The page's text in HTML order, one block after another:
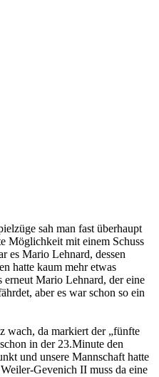
sah man fast überhaupt
Möglichkeit mit einem Schuss
es Mario Lehnard, dessen
hatte kaum mehr etwas
Mario Lehnard, der eine
aber es war schon so ein
wach, da markiert der „fünfte
in der 23.Minute den
und unsere Mannschaft hatte
Gevenich II muss da eine